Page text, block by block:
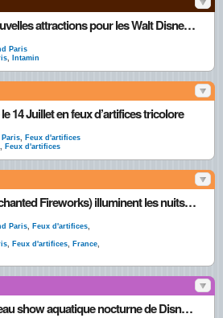
Toy Story Playland : 3 nouvelles attractions pour les Walt Disney Studios
Paris
, Intamin
14 Juillet en feux d’artifices tricolore
Paris, Feux d'artifices
, Feux d'artifices
Les Feux Enchantés (Enchanted Fireworks) illuminent les nuits estivales de Disneyland
Paris, Feux d'artifices,
, Feux d'artifices, France,
World of Color – le nouveau show aquatique nocturne de Disney’s California Adventure en photos et vidéos